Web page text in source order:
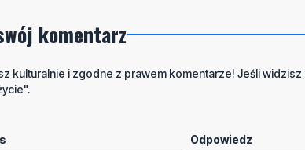
komentarz
kulturalnie i zgodne z prawem komentarze! Jeśli
Odpowiedz